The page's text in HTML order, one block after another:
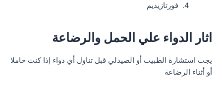
فورتازيديم
اثار الدواء علي الحمل والرضاعة
يجب استشارة الطبيب أو الصيدلي قبل تناول أي دواء إذا كنت حاملا
أو أثناء الرضاعة